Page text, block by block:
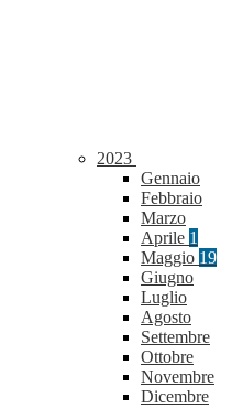
2023
Gennaio
Febbraio
Marzo
Aprile 1
Maggio 19
Giugno
Luglio
Agosto
Settembre
Ottobre
Novembre
Dicembre